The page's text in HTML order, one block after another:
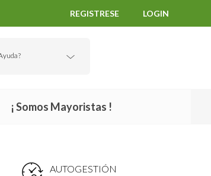
REGISTRESE LOGIN
¡ Somos Mayoristas !
AUTOGESTIÓN